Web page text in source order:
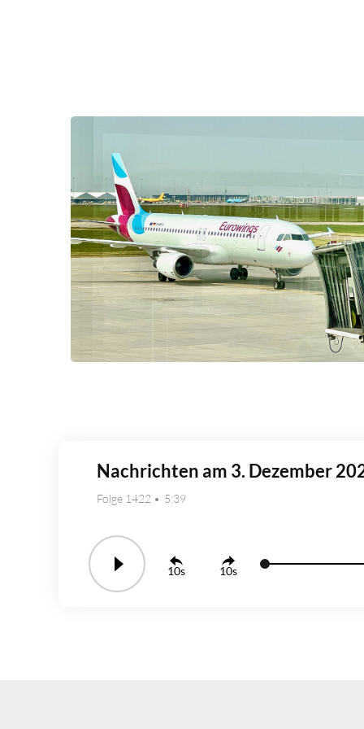
Nachrichten am 3. Dezember
Folge 1422 5:39
10 10